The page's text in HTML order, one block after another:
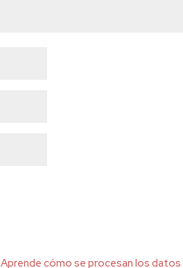
Aprende cómo se procesan los